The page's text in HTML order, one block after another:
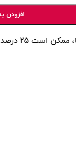
افزودن
وجود داشته باشد